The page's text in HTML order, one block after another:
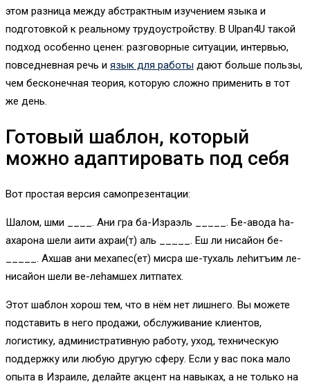
этом разница между абстрактным изучением языка и
подготовкой к реальному трудоустройству. В Ulpan4U такой
подход особенно ценен: разговорные ситуации, интервью,
повседневная речь и язык для работы дают больше пользы,
чем бесконечная теория, которую сложно применить в тот
же день.
Готовый шаблон, который
можно адаптировать под себя
Вот простая версия самопрезентации:
Шалом, шми ____. Ани гра ба-Израэль _____. Бе-авода hа-
ахарона шели аити ахраи(т) аль _____. Еш ли нисайон бе-
_____. Ахшав ани мехапес(ет) мисра ше-тухаль леhитъим ле-
нисайон шели ве-леhамшех литпатех.
Этот шаблон хорош тем, что в нём нет лишнего. Вы можете
подставить в него продажи, обслуживание клиентов,
логистику, административную работу, уход, техническую
поддержку или любую другую сферу. Если у вас пока мало
опыта в Израиле, делайте акцент на навыках, а не только на